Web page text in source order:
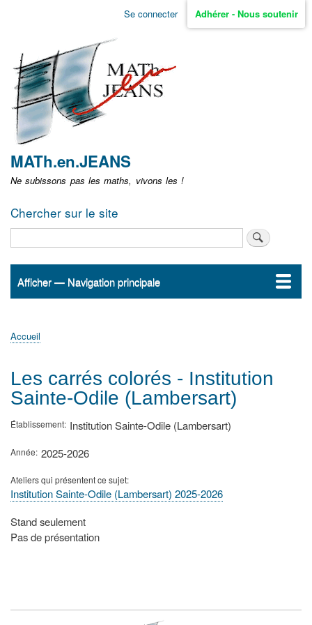
Aller
non
identifié
Se connecter Adhérer - Nous soutenir
MATh.en.JEANS
Ne subissons pas les maths, vivons les !
Chercher sur le site
Navigation
Afficher — Navigation principale
Accueil
ActualitésMATh.en.JEANS ?
Régions et Ateliers
Créer, gérer un atelier
Sujets/Publications
Congrès
d'Ariane
Accueil
Les carrés colorés - Institution
Sainte-Odile (Lambersart)
Établissement Institution Sainte-Odile (Lambersart)
Année 2025-2026
Ateliers qui présentent ce sujet
Institution Sainte-Odile (Lambersart) 2025-2026
Type
de
présentation
Stand seulement
Pas de présentation